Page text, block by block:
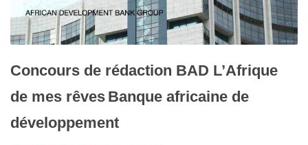
Concours de rédaction BAD L’Afrique
de mes rêves Banque africaine de
développement